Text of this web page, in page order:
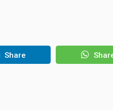
Share